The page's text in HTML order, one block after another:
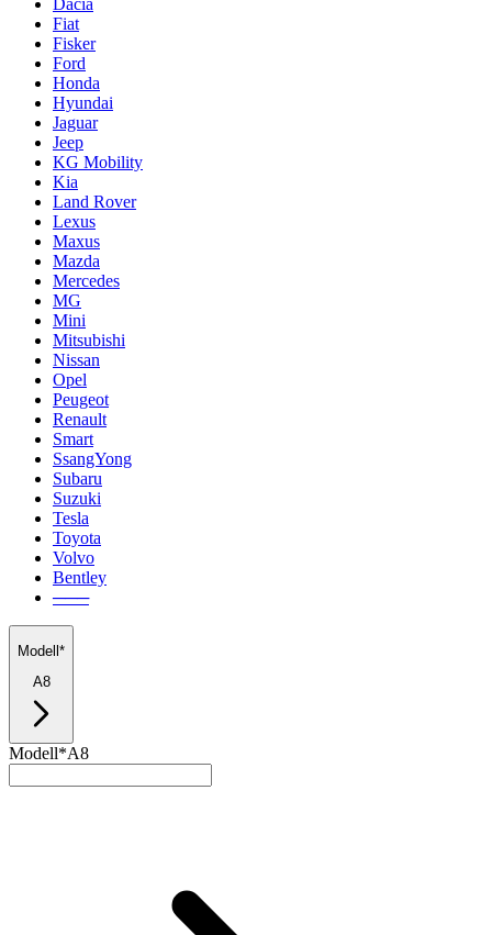
Fiat
Fisker
Ford
Honda
Hyundai
Jaguar
Jeep
KG Mobility
Kia
Land Rover
Lexus
Maxus
Mazda
Mercedes
MG
Mini
Mitsubishi
Nissan
Opel
Peugeot
Renault
Smart
SsangYong
Subaru
Suzuki
Tesla
Toyota
Volvo
Bentley
───
Modell*
A8
Modell*A8